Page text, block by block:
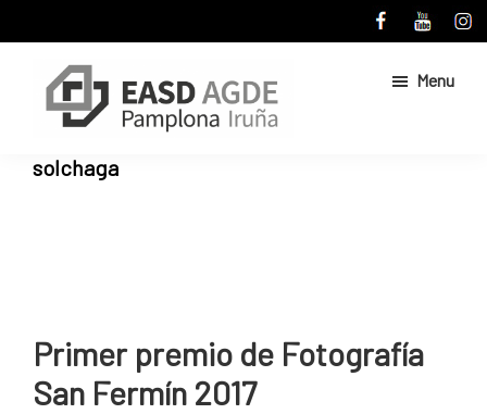
to
content
to
Escuela
de
Sitio
y
Superior
Menu
solchaga
Primer premio de Fotografía
San Fermín 2017